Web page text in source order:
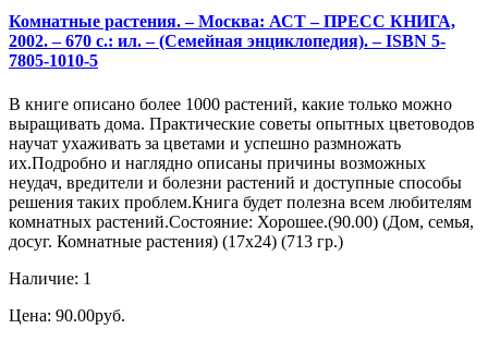
Комнатные растения. – Москва: АСТ – ПРЕСС КНИГА,
2002. – 670 с.: ил. – (Семейная энциклопедия). – ISBN 5-
7805-1010-5
В книге описано более 1000 растений, какие только можно
выращивать дома. Практические советы опытных цветоводов
научат ухаживать за цветами и успешно размножать
их.Подробно и наглядно описаны причины возможных
неудач, вредители и болезни растений и доступные способы
решения таких проблем.Книга будет полезна всем любителям
комнатных растений.Состояние: Хорошее.(90.00) (Дом, семья,
досуг. Комнатные растения) (17х24) (713 гр.)
Наличие: 1
Цена: 90.00руб.